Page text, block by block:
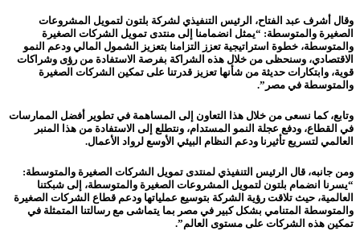
وقال أشرف عبد الفتاح، الرئيس التنفيذي لشركة بلتون لتمويل المشروعات
الصغيرة والمتوسطة: “يمثل انضمامنا إلى منتدى تمويل الشركات الصغيرة
والمتوسطة، خطوة استراتيجية تعزز التزامنا بتعزيز الشمول المالي ودعم النمو
الاقتصادي، وسنحظى من خلال هذه الشراكة بفرصة الاستفادة من رؤى وشراكات
قوية، وابتكارات حديثة من شأنها تعزيز قدرتنا على تمكين الشركات الصغيرة
والمتوسطة في مصر”.
وتابع، كما نسعى من خلال هذا التعاون إلى المساهمة في تطوير أفضل الممارسات
في القطاع، ودفع عجلة النمو المستدام، ونتطلع إلى الاستفادة من هذا المنبر
العالمي لتسريع تأثيرنا ودعم النظام البيئي الأوسع لرواد الأعمال.
ومن جانبه، قال الرئيس التنفيذي لمنتدى تمويل الشركات الصغيرة والمتوسطة:
“يسرنا انضمام بلتون لتمويل المشروعات الصغيرة والمتوسطة، إلى شبكتنا
العالمية، حيث تلاقت رؤية الشركة بتوسيع عملياتها ودعم قطاع الشركات الصغيرة
والمتوسطة المتنامي بشكل كبير في مصر بما يتماشى مع رسالتنا المتمثلة في
تمكين هذه الشركات على مستوى العالم”.